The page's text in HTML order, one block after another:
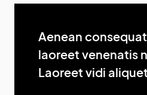
Aenean
laoreet venenatis
Laoreet vidi